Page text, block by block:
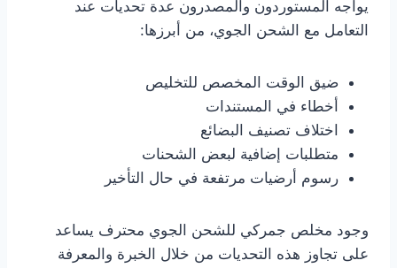
يواجه المستوردون والمصدرون عدة تحديات عند
التعامل مع الشحن الجوي، من أبرزها:
ضيق الوقت المخصص للتخليص
أخطاء في المستندات
اختلاف تصنيف البضائع
متطلبات إضافية لبعض الشحنات
رسوم أرضيات مرتفعة في حال التأخير
وجود مخلص جمركي للشحن الجوي محترف يساعد
على تجاوز هذه التحديات من خلال الخبرة والمعرفة